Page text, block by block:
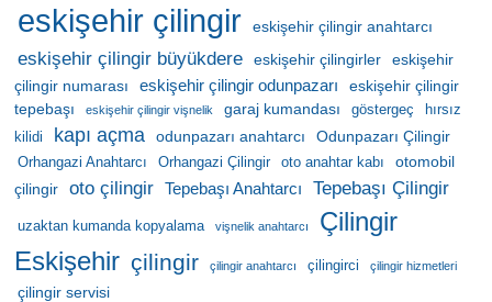
eskişehir çilingir eskişehir çilingir anahtarcı
eskişehir çilingir büyükdere eskişehir çilingirler
eskişehir
çilingir numarası
eskişehir çilingir odunpazarı
eskişehir çilingir
tepebaşı
eskişehir çilingir vişnelik garaj kumandası göstergeç
hırsız
kilidi
kapı açma odunpazarı anahtarcı Odunpazarı Çilingir
Orhangazi Anahtarcı Orhangazi Çilingir oto anahtar kabı
otomobil
çilingir
oto çilingir Tepebaşı Anahtarcı Tepebaşı Çilingir
uzaktan kumanda kopyalama vişnelik anahtarcı
Çilingir
Eskişehir çilingir çilingir anahtarcı çilingirci çilingir hizmetleri
çilingir servisi